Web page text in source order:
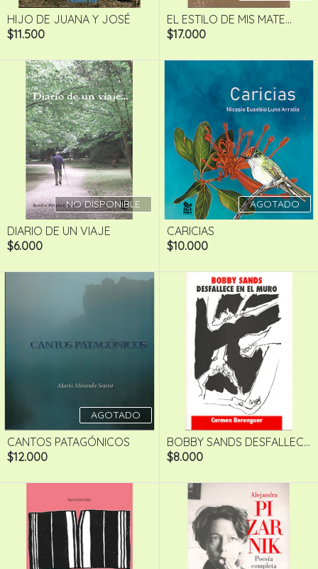
HIJO DE JUANA Y JOSÉ
$11.500
EL ESTILO DE MIS MATE...
$17.000
NO DISPONIBLE
DIARIO DE UN VIAJE
$6.000
AGOTADO
CARICIAS
$10.000
AGOTADO
CANTOS PATAGÓNICOS
$12.000
BOBBY SANDS DESFALLEC...
$8.000